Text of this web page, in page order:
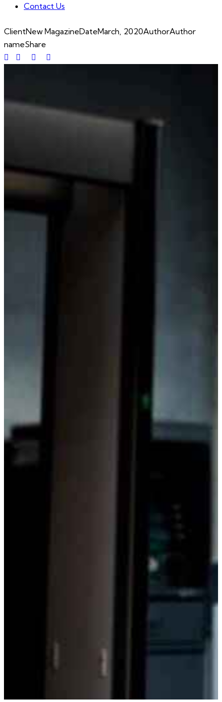
Contact Us
ClientNew MagazineDateMarch, 2020AuthorAuthor
nameShare